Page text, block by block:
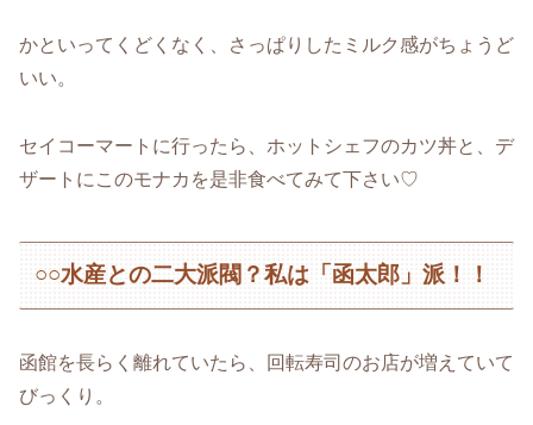
かといってくどくなく、さっぱりしたミルク感がちょうど
いい。
セイコーマートに行ったら、ホットシェフのカツ丼と、デ
ザートにこのモナカを是非食べてみて下さい♡
○○水産との二大派閥？私は「函太郎」派！！
函館を長らく離れていたら、回転寿司のお店が増えていて
びっくり。